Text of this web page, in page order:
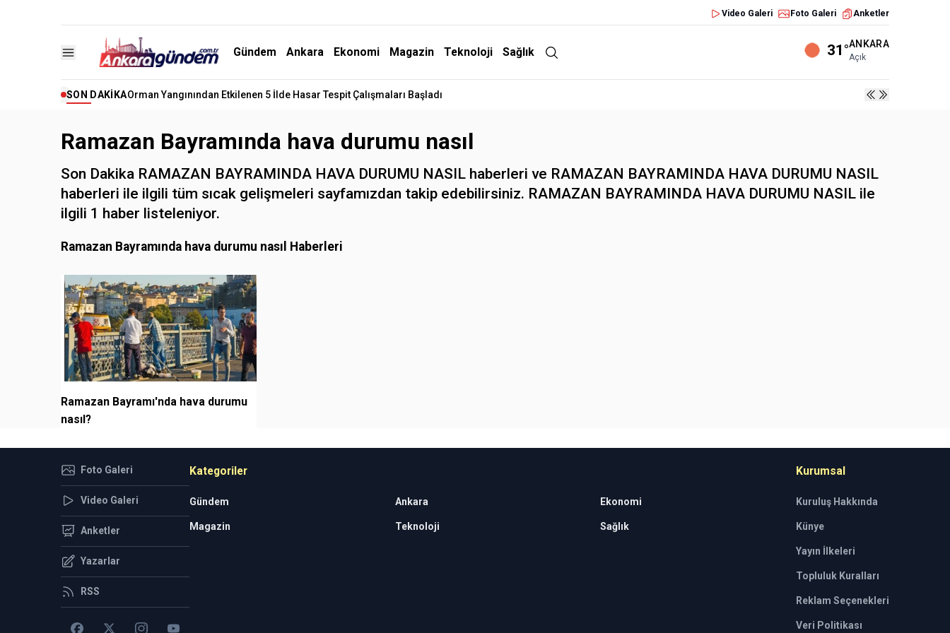
Video Galeri Foto Galeri Anketler
Gündem Ankara Ekonomi Magazin Teknoloji Sağlık 31°ANKARA
Açık
SON DAKIKAOrman Yangınından Etkilenen 5 İlde Hasar Tespit Çalışmaları Başladı
Ramazan Bayramında hava durumu nasıl
Son Dakika RAMAZAN BAYRAMINDA HAVA DURUMU NASIL haberleri ve RAMAZAN BAYRAMINDA HAVA DURUMU NASIL
haberleri ile ilgili tüm sıcak gelişmeleri sayfamızdan takip edebilirsiniz. RAMAZAN BAYRAMINDA HAVA DURUMU NASIL ile
ilgili 1 haber listeleniyor.
Ramazan Bayramında hava durumu nasıl Haberleri
Ramazan Bayramı'nda hava durumu
nasıl?
Foto Galeri
Video Galeri
Anketler
Yazarlar
RSS
Kategoriler
Gündem Ankara Ekonomi
Magazin Teknoloji Sağlık
Kurumsal
Kuruluş Hakkında
Künye
Yayın İlkeleri
Topluluk Kuralları
Reklam Seçenekleri
Veri Politikası